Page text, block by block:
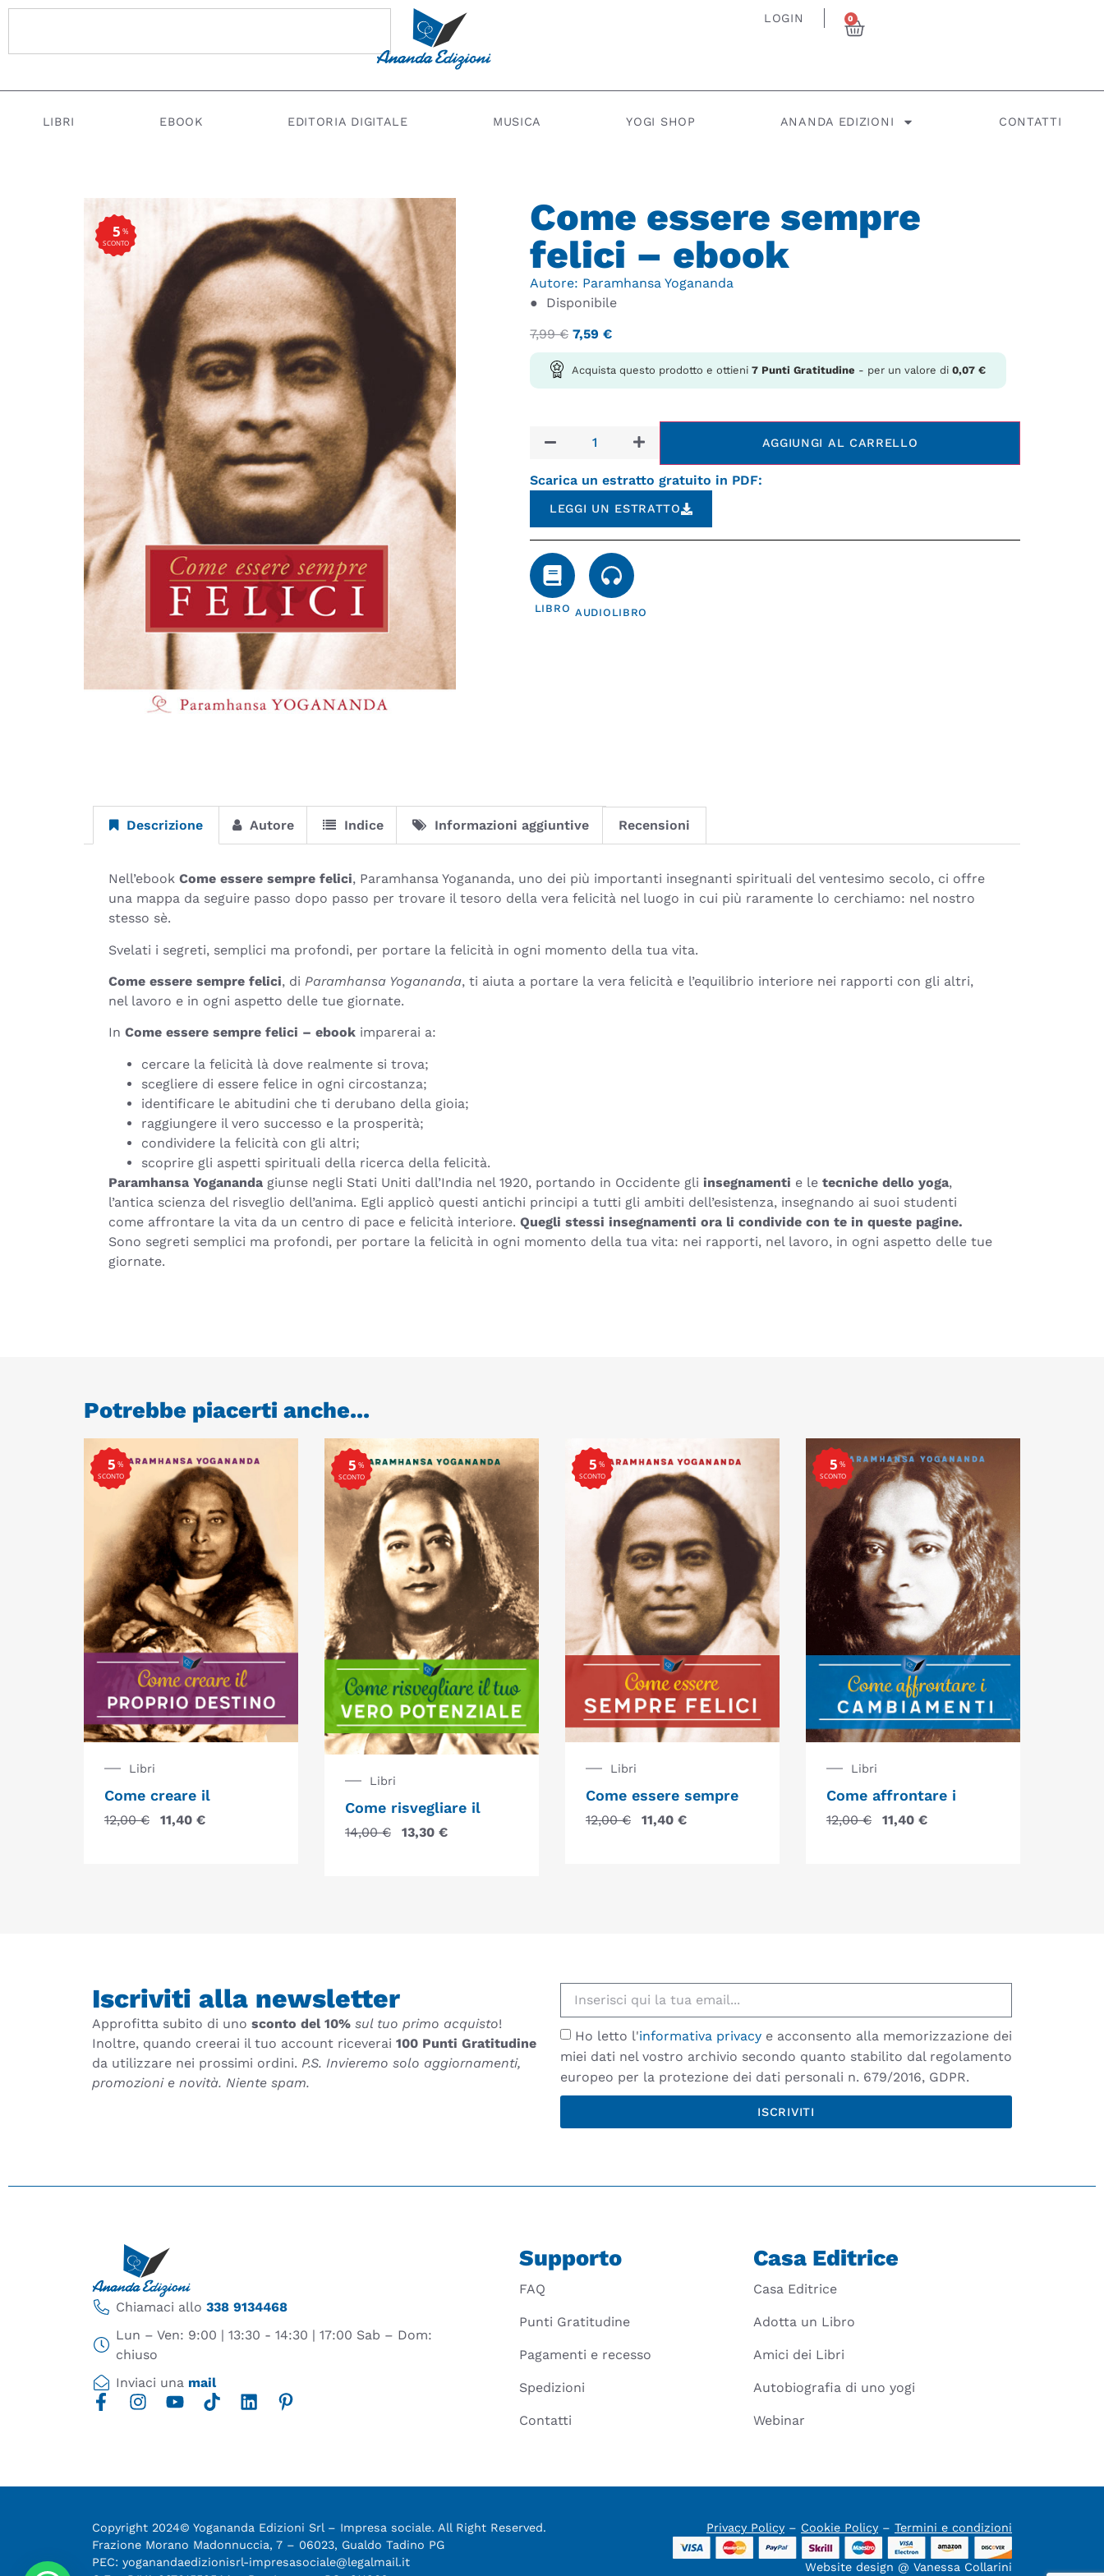
LOGIN 0
LIBRI EBOOK EDITORIA DIGITALE MUSICA YOGI SHOP ANANDA EDIZIONI CONTATTI
Come essere sempre
felici – ebook
Autore: Paramhansa Yogananda
●
Disponibile
7,99€ 7,59 €
Acquista questo prodotto e ottieni 7 Punti Gratitudine - per un valore di 0,07 €
AGGIUNGI AL CARRELLO
Scarica un estratto gratuito in PDF:
LEGGI UN ESTRATTO
LIBRO AUDIOLIBRO
Descrizione Autore Indice Informazioni aggiuntive Recensioni
Nell’ebook Come essere sempre felici, Paramhansa Yogananda, uno dei più importanti insegnanti spirituali del ventesimo secolo, ci offre
una mappa da seguire passo dopo passo per trovare il tesoro della vera felicità nel luogo in cui più raramente lo cerchiamo: nel nostro
stesso sè.
Svelati i segreti, semplici ma profondi, per portare la felicità in ogni momento della tua vita.
Come essere sempre felici, di Paramhansa Yogananda, ti aiuta a portare la vera felicità e l’equilibrio interiore nei rapporti con gli altri,
nel lavoro e in ogni aspetto delle tue giornate.
In Come essere sempre felici – ebook imparerai a:
cercare la felicità là dove realmente si trova;
scegliere di essere felice in ogni circostanza;
identificare le abitudini che ti derubano della gioia;
raggiungere il vero successo e la prosperità;
condividere la felicità con gli altri;
scoprire gli aspetti spirituali della ricerca della felicità.
Paramhansa Yogananda giunse negli Stati Uniti dall’India nel 1920, portando in Occidente gli insegnamenti e le tecniche dello yoga,
l’antica scienza del risveglio dell’anima. Egli applicò questi antichi principi a tutti gli ambiti dell’esistenza, insegnando ai suoi studenti
come affrontare la vita da un centro di pace e felicità interiore. Quegli stessi insegnamenti ora li condivide con te in queste pagine.
Sono segreti semplici ma profondi, per portare la felicità in ogni momento della tua vita: nei rapporti, nel lavoro, in ogni aspetto delle tue
giornate.
Potrebbe piacerti anche...
Libri
Come creare il
12,00€ 11,40 €
Libri
Come risvegliare il
14,00€ 13,30 €
Libri
Come essere sempre
12,00€ 11,40 €
Libri
Come affrontare i
12,00€ 11,40 €
Iscriviti alla newsletter
Approfitta subito di uno sconto del 10% sul tuo primo acquisto!
Inoltre, quando creerai il tuo account riceverai 100 Punti Gratitudine
da utilizzare nei prossimi ordini. P.S. Invieremo solo aggiornamenti,
promozioni e novità. Niente spam.
Ho letto l'informativa privacy e acconsento alla memorizzazione dei
miei dati nel vostro archivio secondo quanto stabilito dal regolamento
europeo per la protezione dei dati personali n. 679/2016, GDPR.
ISCRIVITI
Chiamaci allo 338 9134468
Lun – Ven: 9:00 | 13:30 - 14:30 | 17:00 Sab – Dom:
chiuso
Inviaci una mail
Supporto
FAQ
Punti Gratitudine
Pagamenti e recesso
Spedizioni
Contatti
Casa Editrice
Casa Editrice
Adotta un Libro
Amici dei Libri
Autobiografia di uno yogi
Webinar
Copyright 2024© Yogananda Edizioni Srl – Impresa sociale. All Right Reserved.
Frazione Morano Madonnuccia, 7 – 06023, Gualdo Tadino PG
PEC: yoganandaedizionisrl-impresasociale@legalmail.it
Privacy Policy – Cookie Policy – Termini e condizioni
Website design @ Vanessa Collarini
%
SCONTO
5
%
SCONTO
5 %
SCONTO
5 %
SCONTO
5 %
SCONTO
5